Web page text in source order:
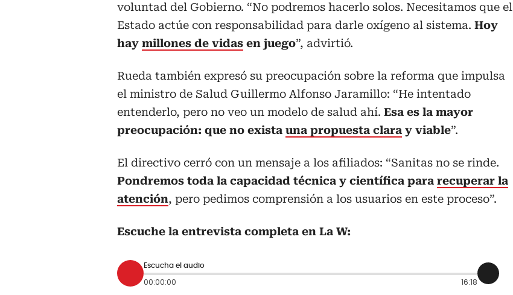
voluntad del Gobierno. “No podremos hacerlo solos. Necesitamos que el
Estado actúe con responsabilidad para darle oxígeno al sistema. Hoy
hay millones de vidas en juego”, advirtió.
Rueda también expresó su preocupación sobre la reforma que impulsa
el ministro de Salud Guillermo Alfonso Jaramillo: “He intentado
entenderlo, pero no veo un modelo de salud ahí. Esa es la mayor
preocupación: que no exista una propuesta clara y viable”.
El directivo cerró con un mensaje a los afiliados: “Sanitas no se rinde.
Pondremos toda la capacidad técnica y científica para recuperar la
atención, pero pedimos comprensión a los usuarios en este proceso”.
Escuche la entrevista completa en La W:
Escucha el audio
00:00:00 16:18